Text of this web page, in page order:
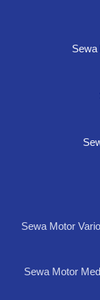
Sewa
Sewa Motor
Sewa Motor